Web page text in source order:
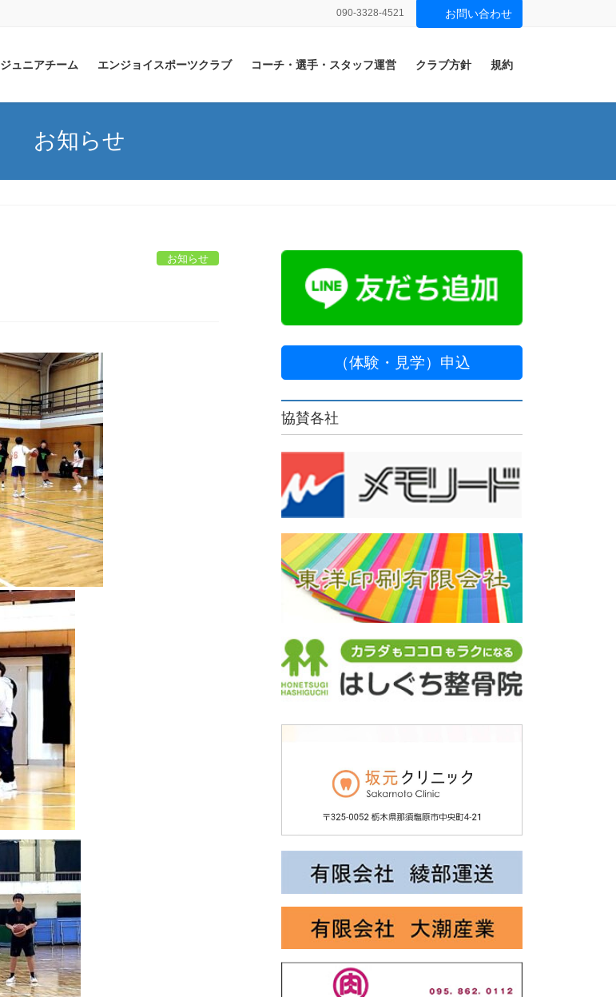
090-3328-4521 お問い合わせ
ジュニアチーム エンジョイスポーツクラブ コーチ・選手・スタッフ運営 クラブ方針 規約
お知らせ
お知らせ
（体験・見学）申込
協賛各社